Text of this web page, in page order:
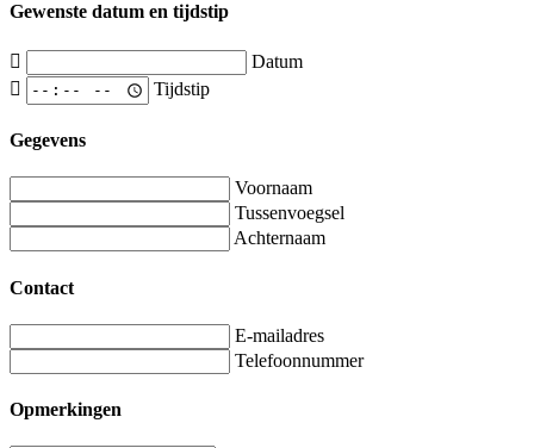
Gewenste datum en tijdstip
Datum
Tijdstip
Gegevens
Voornaam
Tussenvoegsel
Achternaam
Contact
E-mailadres
Telefoonnummer
Opmerkingen